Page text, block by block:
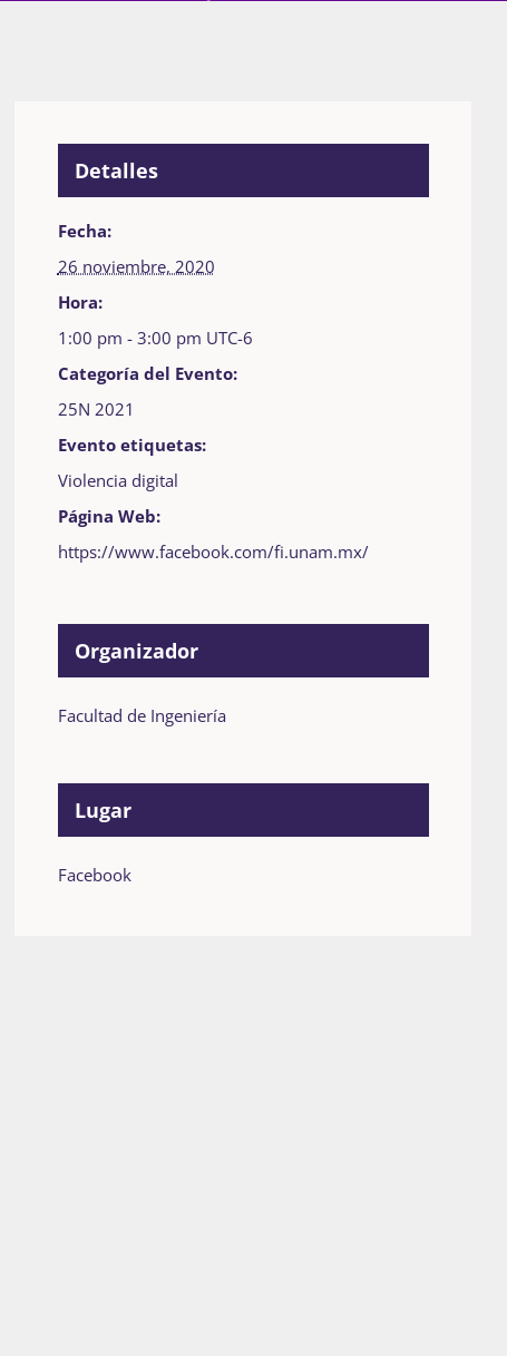
Detalles
Fecha:
26 noviembre, 2020
Hora:
1:00 pm - 3:00 pm UTC-6
Categoría del Evento:
25N 2021
Evento etiquetas:
Violencia digital
Página Web:
https://www.facebook.com/fi.unam.mx/
Organizador
Facultad de Ingeniería
Lugar
Facebook